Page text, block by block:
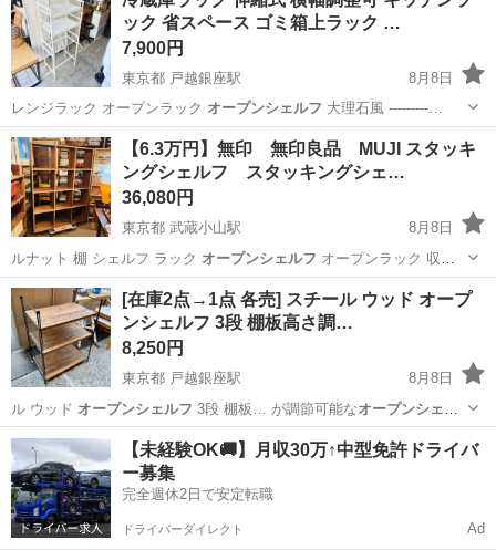
ック 省スペース ゴミ箱上ラック …
7,900円
東京都 戸越銀座駅
8月8日
レンジラック オープンラック オープンシェルフ 大理石風 ---------…
東京 品川区 戸越銀座駅 収納家具 商品
【6.3万円】無印 無印良品 MUJI スタッキ
ングシェルフ スタッキングシェ…
36,080円
東京都 武蔵小山駅
8月8日
ルナット 棚 シェルフ ラック オープンシェルフ オープンラック 収納
棚 収納ラ…
東京 品川区 武蔵小山駅 収納家具
[在庫2点→1点 各売] スチール ウッド オープ
ンシェルフ 3段 棚板高さ調…
8,250円
東京都 戸越銀座駅
8月8日
ル ウッド オープンシェルフ 3段 棚板… が調節可能なオープンシェル
フ。シンプルか…
東京 品川区 戸越銀座駅 収納家具 商品
【未経験OK🚚】月収30万↑中型免許ドライバ
ー募集
完全週休2日で安定転職
ドライバーダイレクト Ad